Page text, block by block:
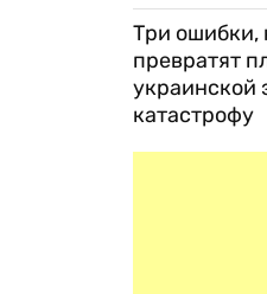
Три ошибки,
превратят
украинской
катастрофу